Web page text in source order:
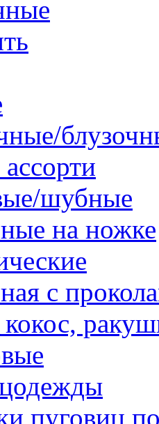
шубные
на ножке
с
пуговиц